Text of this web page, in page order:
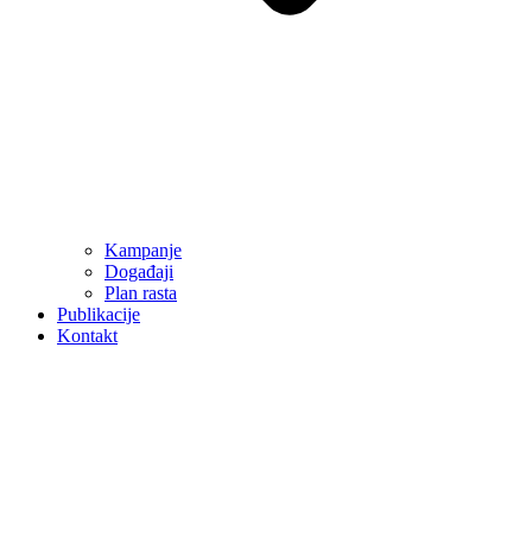
Kampanje
Događaji
Plan rasta
Publikacije
Kontakt